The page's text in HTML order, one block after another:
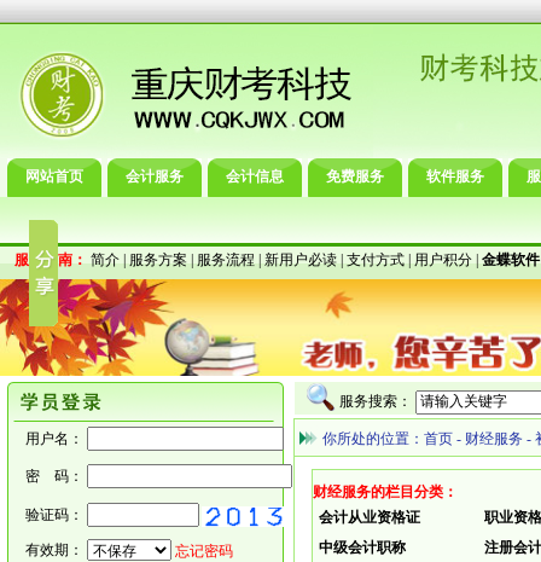
网站首页 会计服务 会计信息 免费服务 软件服务
服务指南： 简介|服务方案|服务流程|新用户必读|支付方式|用户积分|金蝶软件
用户名：
密 码：
验证码：
有效期：
忘记密码
服务搜索：
你所处的位置： 首页 - 财经服务 -
财经服务的栏目分类：
会计从业资格证
职业资
中级会计职称
注册会